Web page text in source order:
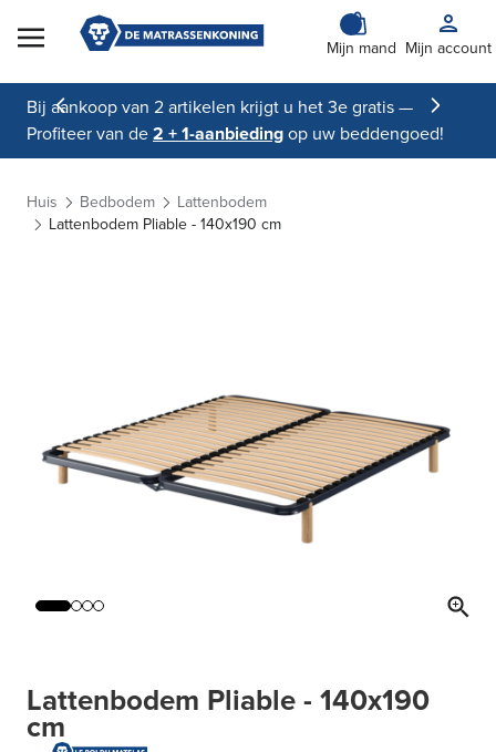
Skip to Content
Mijn mand Mijn account
Bij aankoop van 2 artikelen krijgt u het 3e gratis —
Profiteer van de2 + 1-aanbiedingop uw beddengoed!
Huis Bedbodem
Lattenbodem
Lattenbodem Pliable - 140x190 cm
Lattenbodem Pliable - 140x190
cm